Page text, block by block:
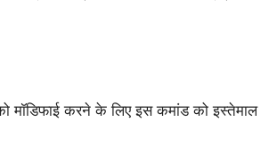
मॉडिफाई करने के लिए इस कमांड को इस्तेमाल